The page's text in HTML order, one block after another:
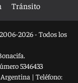
Tránsito
2026 - Todos los
5346433
| Teléfono: